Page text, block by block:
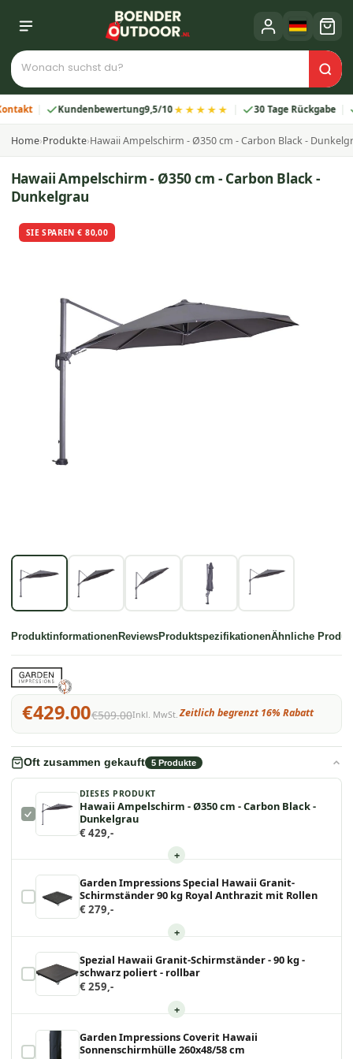
Kundenbewertung9,5/10★★★★★ 30 Tage Rückgabe 2
Home›Produkte›Hawaii Ampelschirm - Ø350 cm - Carbon Black -
Hawaii Ampelschirm - Ø350 cm - Carbon Black -
Dunkelgrau
SIE SPAREN € 80,00
ProduktinformationenReviewsProduktspezifikationenÄhnliche
€429.00€509.00Inkl. MwSt. Zeitlich begrenzt 16% Rabatt
Oft zusammen gekauft 5 Produkte
DIESES PRODUKT
Hawaii Ampelschirm - Ø350 cm - Carbon Black -
Dunkelgrau
€ 429,-
+
Garden Impressions Special Hawaii Granit-
Schirmständer 90 kg Royal Anthrazit mit Rollen
€ 279,-
+
Spezial Hawaii Granit-Schirmständer - 90 kg -
schwarz poliert - rollbar
€ 259,-
+
Garden Impressions Coverit Hawaii
Sonnenschirmhülle 260x48/58 cm